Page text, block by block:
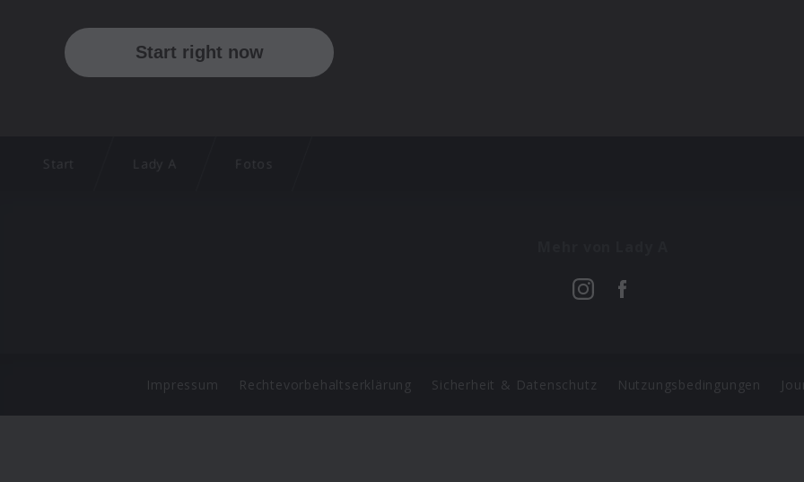
Start Lady A Fotos
Impressum Rechtevorbehaltserklärung Sicherheit & Datenschutz Nutzungsbedingungen